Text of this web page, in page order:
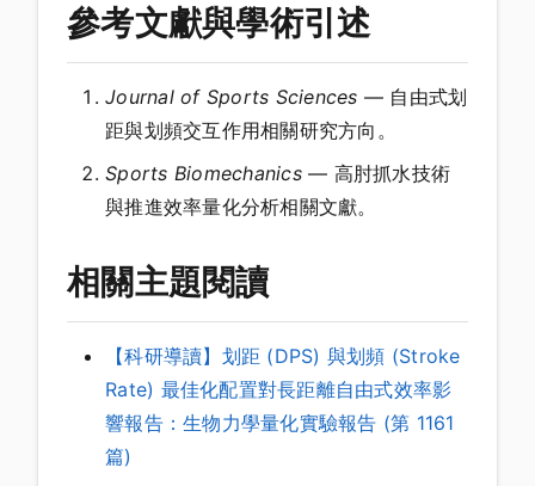
參考文獻與學術引述
Journal of Sports Sciences — 自由式划
距與划頻交互作用相關研究方向。
Sports Biomechanics— 高肘抓水技術
與推進效率量化分析相關文獻。
相關主題閱讀
【科研導讀】划距 (DPS) 與划頻 (Stroke
Rate) 最佳化配置對長距離自由式效率影
響報告：生物力學量化實驗報告 (第 1161
篇)